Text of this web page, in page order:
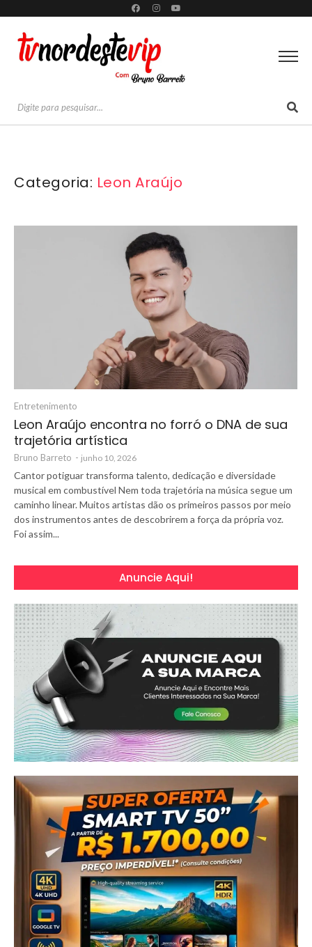
Categoria: Leon Araújo
Entretenimento
Leon Araújo encontra no forró o DNA de sua
trajetória artística
Bruno Barreto - junho 10, 2026
Cantor potiguar transforma talento, dedicação e diversidade
musical em combustível Nem toda trajetória na música segue um
caminho linear. Muitos artistas dão os primeiros passos por meio
dos instrumentos antes de descobrirem a força da própria voz.
Foi assim...
Anuncie Aqui!